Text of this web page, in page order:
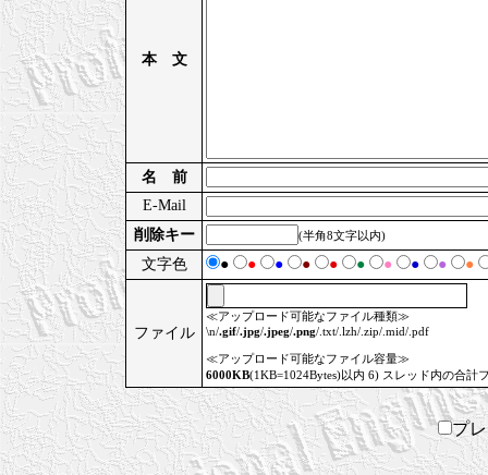
本 文
名 前
E-Mail
削除キー
(半角8文字以内)
文字色 ● ● ● ● ● ● ● ● ● ●
ファイル
≪アップロード可能なファイル種類≫
\n/.gif/.jpg/.jpeg/.png/.txt/.lzh/.zip/.mid/.pdf
≪アップロード可能なファイル容量≫
6000KB(1KB=1024Bytes)以内 6) スレッド内の合計
プ